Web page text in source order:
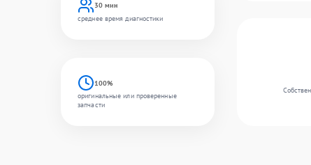
30 мин
среднее время диагностики
100%
оригинальные или проверенные
запчасти